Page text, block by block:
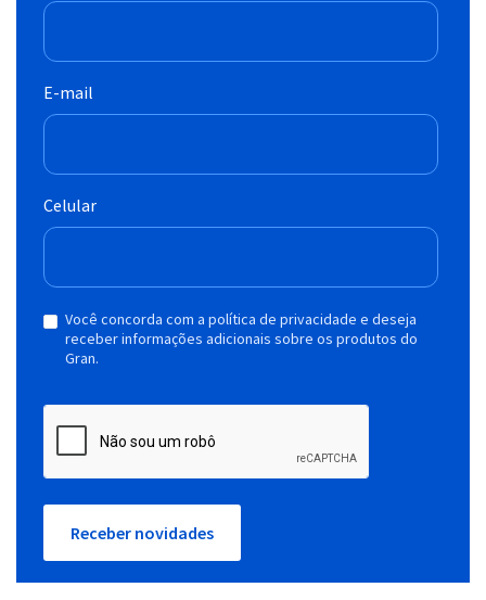
E-mail
Celular
Você concorda com a política de privacidade e deseja
receber informações adicionais sobre os produtos do
Gran.
Receber novidades